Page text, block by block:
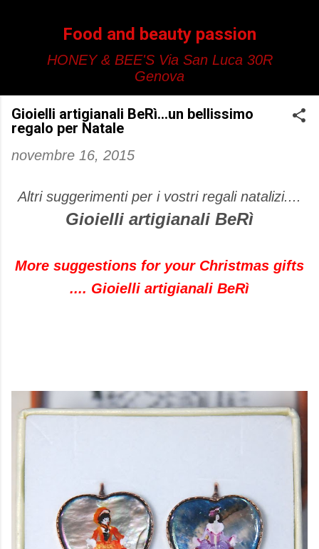
Food and beauty passion
HONEY & BEE'S Via San Luca 30R
Genova
Gioielli artigianali BeRì...un bellissimo
regalo per Natale
novembre 16, 2015
Altri suggerimenti per i vostri regali natalizi....
Gioielli artigianali BeRì
More suggestions for your Christmas gifts
.... Gioielli artigianali BeRì